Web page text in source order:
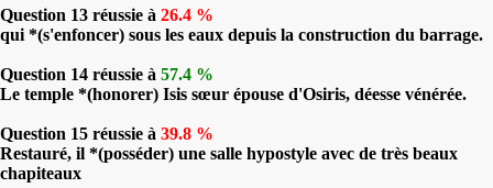
Question 13 réussie à 26.4 %
qui *(s'enfoncer) sous les eaux depuis la construction du barrage.
Question 14 réussie à 57.4 %
Le temple *(honorer) Isis sœur épouse d'Osiris, déesse vénérée.
Question 15 réussie à 39.8 %
Restauré, il *(posséder) une salle hypostyle avec de très beaux
chapiteaux